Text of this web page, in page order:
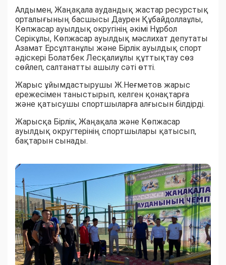
Алдымен, Жаңақала аудандық жастар ресурстық
орталығының басшысы Даурен Құбайдоллаұлы,
Көпжасар ауылдық округінің әкімі Нұрбол
Серікұлы, Көпжасар ауылдық мәслихат депутаты
Азамат Ерсұлтанұлы және Бірлік ауылдық спорт
әдіскері Болатбек Лесқалиұлы құттықтау сөз
сөйлеп, салтанатты ашылу сәті өтті.
Жарыс ұйымдастырушы Ж.Неғметов жарыс
ережесімен таныстырып, келген қонақтарға
және қатысушы спортшыларға алғысын білдірді.
Жарысқа Бірлік, Жаңақала және Көпжасар
ауылдық округтерінің спортшылары қатысып,
бақтарын сынады.